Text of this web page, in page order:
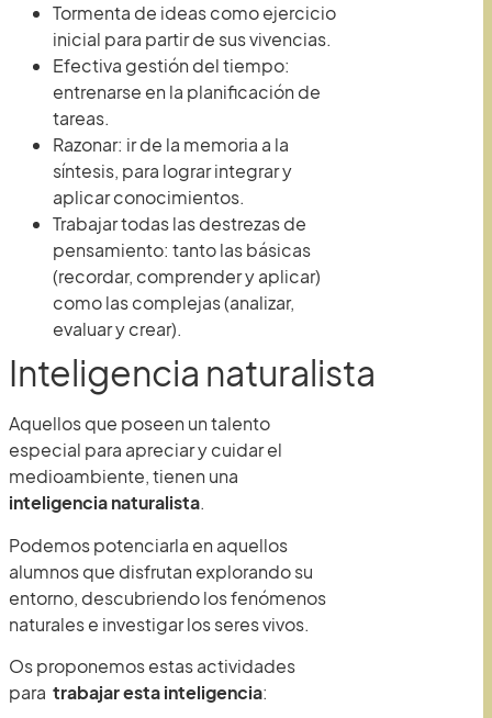
Tormenta de ideas como ejercicio
inicial para partir de sus vivencias.
Efectiva gestión del tiempo:
entrenarse en la planificación de
tareas.
Razonar: ir de la memoria a la
síntesis, para lograr integrar y
aplicar conocimientos.
Trabajar todas las destrezas de
pensamiento: tanto las básicas
(recordar, comprender y aplicar)
como las complejas (analizar,
evaluar y crear).
Inteligencia naturalista
Aquellos que poseen un talento
especial para apreciar y cuidar el
medioambiente, tienen una
inteligencia naturalista.
Podemos potenciarla en aquellos
alumnos que disfrutan explorando su
entorno, descubriendo los fenómenos
naturales e investigar los seres vivos.
Os proponemos estas actividades
para trabajar esta inteligencia: